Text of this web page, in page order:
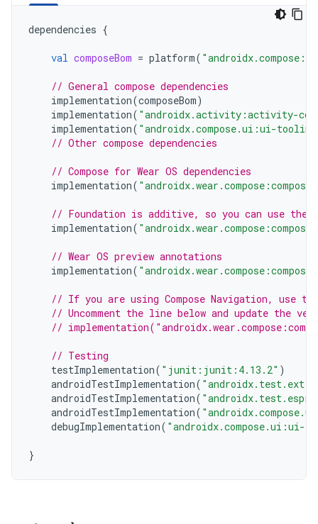
dependencies {
val composeBom = platform(
// General compose dependencies
implementation(composeBom)
implementation( "androidx.activity:activity-
implementation( "androidx.compose.ui:ui-
// Other compose dependencies
// Compose for Wear OS dependencies
implementation(
// Foundation is additive, so you can use the
implementation(
// Wear OS preview annotations
implementation(
// If you are using Compose Navigation, use the
// Uncomment the line below and update the
//
// Testing
testImplementation( "junit:junit:4.13.2" )
androidTestImplementation(
androidTestImplementation(
androidTestImplementation(
debugImplementation( "androidx.compose.ui:ui-
}